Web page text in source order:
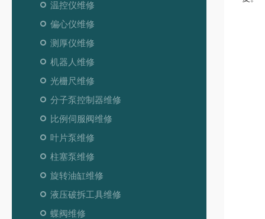
温控仪维修
偏心仪维修
测厚仪维修
机器人维修
光栅尺维修
分子泵控制器维修
比例伺服阀维修
叶片泵维修
柱塞泵维修
旋转油缸维修
液压破拆工具维修
蝶阀维修